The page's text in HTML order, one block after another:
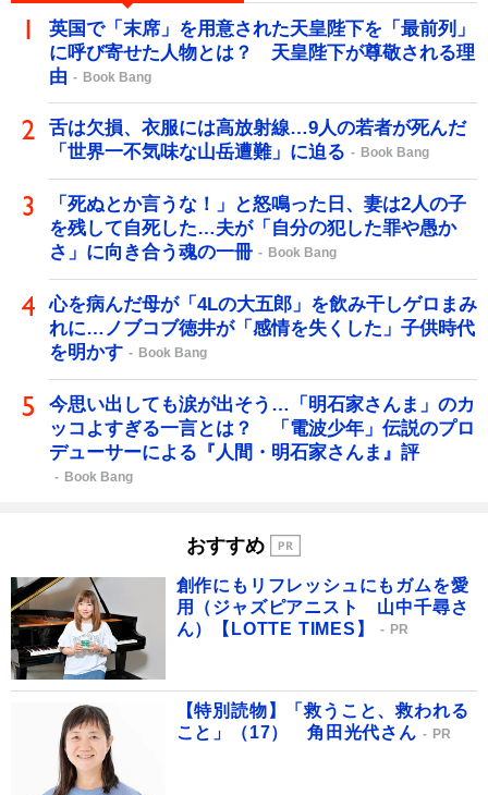
英国で「末席」を用意された天皇陛下を「最前列」
に呼び寄せた人物とは？ 天皇陛下が尊敬される理
由
Book Bang
舌は欠損、衣服には高放射線…9人の若者が死んだ
「世界一不気味な山岳遭難」に迫る
Book Bang
「死ぬとか言うな！」と怒鳴った日、妻は2人の子
を残して自死した…夫が「自分の犯した罪や愚か
さ」に向き合う魂の一冊
Book Bang
心を病んだ母が「4Lの大五郎」を飲み干しゲロまみ
れに…ノブコブ徳井が「感情を失くした」子供時代
を明かす
Book Bang
今思い出しても涙が出そう…「明石家さんま」のカ
ッコよすぎる一言とは？ 「電波少年」伝説のプロ
デューサーによる『人間・明石家さんま』評
Book Bang
おすすめ
創作にもリフレッシュにもガムを愛
用（ジャズピアニスト 山中千尋さ
ん）【LOTTE TIMES】
PR
【特別読物】「救うこと、救われる
こと」（17） 角田光代さん
PR